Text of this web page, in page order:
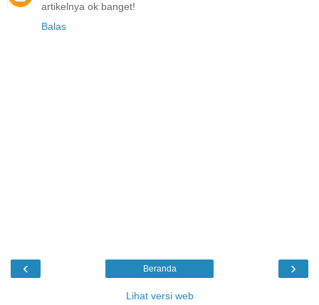
artikelnya ok banget!
Balas
‹ ›
Beranda
Lihat versi web